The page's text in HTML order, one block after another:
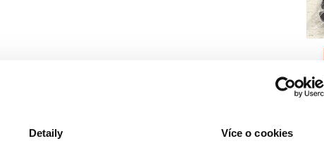
Detaily Více o cookies